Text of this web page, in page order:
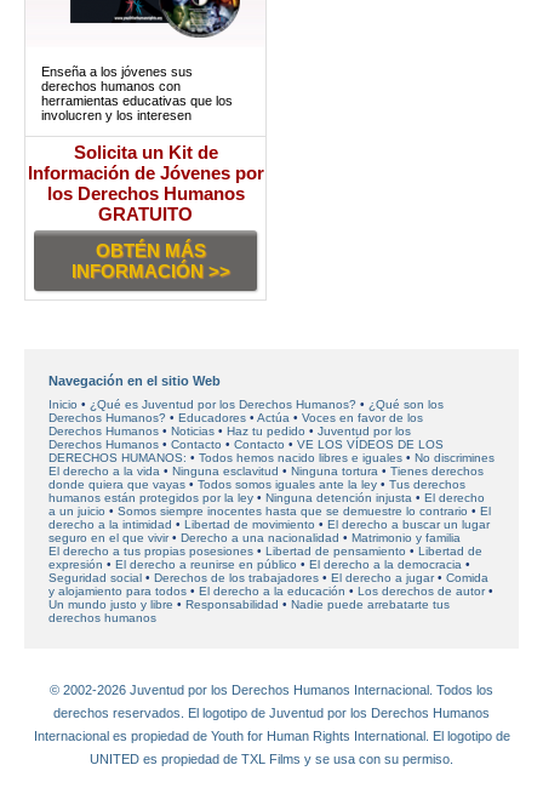
Enseña a los jóvenes sus
derechos humanos con
herramientas educativas que los
involucren y los interesen
Solicita un Kit de
Información de Jóvenes por
los Derechos Humanos
GRATUITO
OBTÉN MÁS
INFORMACIÓN >>
Navegación en el sitio Web
Inicio ¿Qué es Juventud por los Derechos Humanos?
¿Qué son los
Derechos Humanos?
Educadores Actúa Voces en favorde los
Derechos Humanos
Noticias Haz tu pedido
Juventud por los
Derechos Humanos
Contacto Contacto
VE LOS VÍDEOS DE LOS
DERECHOS HUMANOS:
Todos hemos nacido libres e iguales
No discrimines
El derecho a la vida
Ninguna esclavitud Ninguna tortura
Tienes derechos
donde quiera que vayas
Todos somos iguales ante la ley
Tus derechos
humanos están protegidos por la ley
Ninguna detención injusta
El derecho
a un juicio
Somos siempre inocentes hasta que se demuestre lo contrario
El
derecho a la intimidad
Libertad de movimiento
El derecho a buscar un lugar
seguro en el que vivir
Derecho a una nacionalidad
Matrimonio y familia
El derecho a tus propias posesiones
Libertad de pensamiento
Libertad de
expresión
El derecho a reunirse en público
El derecho a la democracia
Seguridad social
Derechos de los trabajadores El derecho a jugar
Comida
y alojamiento para todos
El derecho a la educación
Los derechos de autor
Un mundo justo y libre
Responsabilidad
Nadie puede arrebatarte tus
derechos humanos
© 2002-2026 Juventud por los Derechos Humanos Internacional. Todos los
derechos reservados. El logotipo de Juventud por los Derechos Humanos
Internacional es propiedad de Youth for Human Rights International. El logotipo de
UNITED es propiedad de TXL Films y se usa con su permiso.